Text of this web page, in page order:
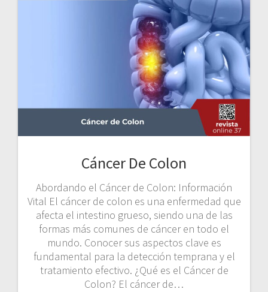
Cáncer De Colon
Abordando el Cáncer de Colon: Información
Vital El cáncer de colon es una enfermedad que
afecta el intestino grueso, siendo una de las
formas más comunes de cáncer en todo el
mundo. Conocer sus aspectos clave es
fundamental para la detección temprana y el
tratamiento efectivo. ¿Qué es el Cáncer de
Colon? El cáncer de…